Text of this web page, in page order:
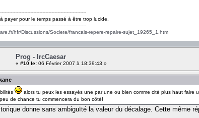
payer pour le temps passé à être trop lucide.
hfr/Discussions/Societe/francais-repere-repaire-sujet_19265_1.htm
Prog - IrcCaesar
« #10 le: 06 Février 2007 à 18:39:43 »
alors tu peux les essayés une par une ou bien comme cité plus haut faire
de chance tu commencera du bon côté!
donne sans ambiguïté la valeur du décalage. Cette même